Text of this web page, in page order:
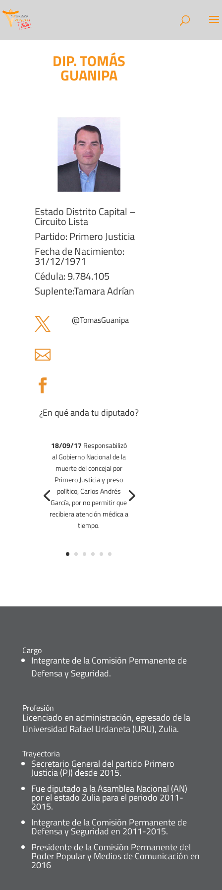
DIP. TOMÁS
GUANIPA
Estado Distrito Capital –
Circuito Lista
Partido: Primero Justicia
Fecha de Nacimiento:
31/12/1971
Cédula: 9.784.105
Suplente:Tamara Adrían
 @TomasGuanipa


¿En qué anda tu diputado?
18/09/17 Responsabilizó
al Gobierno Nacional de la
muerte del concejal por
Primero Justicia y preso
político, Carlos Andrés
García, por no permitir que
recibiera atención médica a
tiempo.
27/08/17
Cargo
Integrante de la Comisión Permanente de
Defensa y Seguridad.
Profesión
Licenciado en administración, egresado de la
Universidad Rafael Urdaneta (URU), Zulia.
Trayectoria
Secretario General del partido Primero
Justicia (PJ) desde 2015.
Fue diputado a la Asamblea Nacional (AN)
por el estado Zulia para el periodo 2011-
2015.
Integrante de la Comisión Permanente de
Defensa y Seguridad en 2011-2015.
Presidente de la Comisión Permanente del
Poder Popular y Medios de Comunicación en
2016